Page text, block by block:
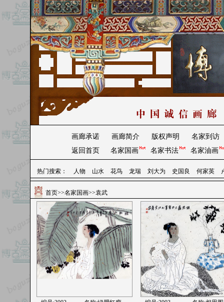
画廊承诺 画廊简介 版权声明
名家到访
返回首页
名家国画 名家书法 名家油画
热门搜索： 人物 山水 花鸟 龙瑞 刘大为 史国良 何家英
首页>>名家国画>>袁武